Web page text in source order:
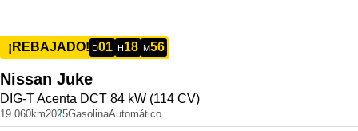
¡REBAJADO! D01 H18 M56
Nissan Juke
DIG-T Acenta DCT 84 kW (114 CV)
19.060km2025GasolinaAutomático